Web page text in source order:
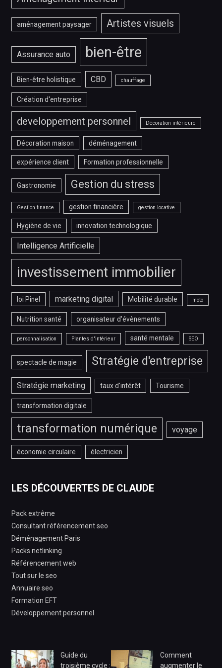
aménagement paysager Artistes visuels
Assurance auto bien-être
Bien-être holistique CBD chauffage
Création d'entreprise
developpement personnel Décoration intérieure
Décoration maison déménagement
expérience client Formation professionnelle
Gastronomie Gestion du stress
Gestion finance gestion financière gestion locative
Hygiène de vie innovation technologique
Intelligence Artificielle
investissement immobilier
loi Pinel marketing digital Mobilité durable moto
Nutrition santé organisateur d'évènements
personnalisation Plantes d'intérieur santé mentale SEO
spectacle de magie Stratégie d'entreprise
Stratégie marketing taux d'intérêt Tourisme
transformation digitale
transformation numérique voyage
économie circulaire électricien
LES DÉCOUVERTES DE CLAUDE
Pack extrême
Consultant référencement seo
Déménagement Paris
Packs netlinking
Référencement web
Tout sur le seo
Annuaire seo
Formation EFT
Développement personnel
Guide du
troisième cycle :
Comment
augmenter le